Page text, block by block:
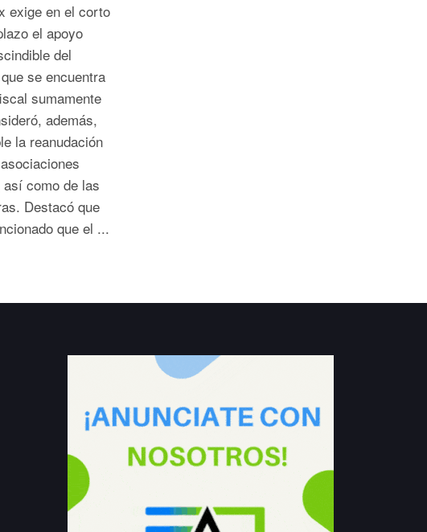
exige en el corto
el apoyo
del
se encuentra
sumamente
además,
la reanudación
como de las
Destacó que
que el ...